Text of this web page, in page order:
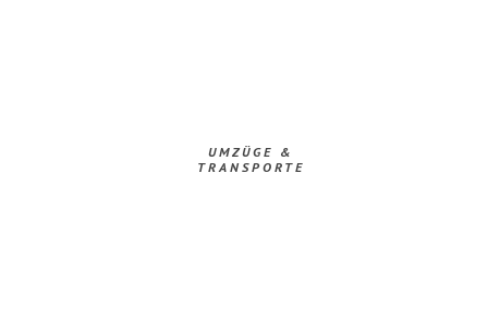
UMZÜGE &
TRANSPORTE